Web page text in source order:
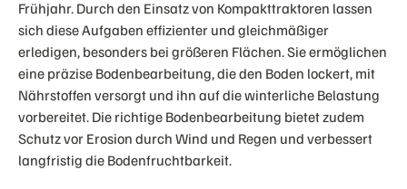
Frühjahr. Durch den Einsatz von Kompakttraktoren lassen
sich diese Aufgaben effizienter und gleichmäßiger
erledigen, besonders bei größeren Flächen. Sie ermöglichen
eine präzise Bodenbearbeitung, die den Boden lockert, mit
Nährstoffen versorgt und ihn auf die winterliche Belastung
vorbereitet. Die richtige Bodenbearbeitung bietet zudem
Schutz vor Erosion durch Wind und Regen und verbessert
langfristig die Bodenfruchtbarkeit.